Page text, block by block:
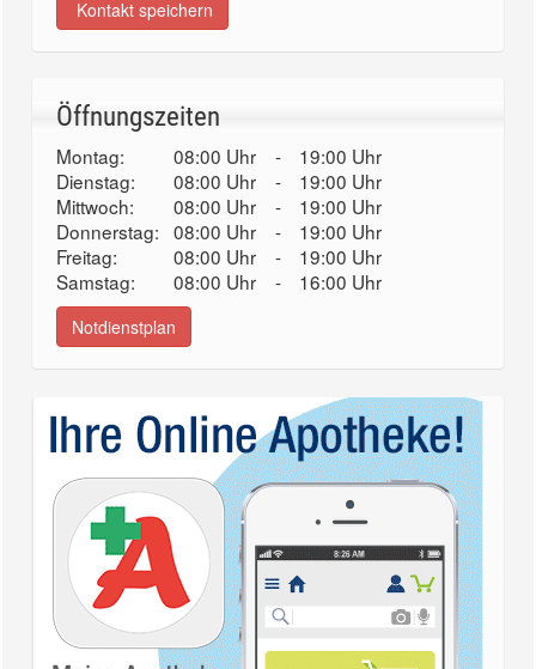
Kontakt speichern
Öffnungszeiten
Montag: 08:00 Uhr -
19:00 Uhr
Dienstag:
08:00 Uhr -
19:00 Uhr
Mittwoch:
08:00 Uhr -
19:00 Uhr
Donnerstag: 08:00 Uhr -
19:00 Uhr
Freitag:
08:00 Uhr -
19:00 Uhr
Samstag:
08:00 Uhr - 16:00 Uhr
Notdienstplan